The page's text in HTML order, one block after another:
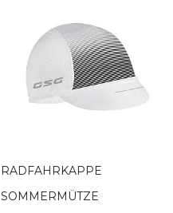
RADFAHRKAPPE
SOMMERMÜTZE